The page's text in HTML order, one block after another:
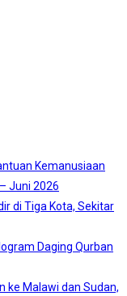
Kemanusiaan
Juni 2026
di Tiga Kota, Sekitar
Daging Qurban
ke Malawi dan Sudan,